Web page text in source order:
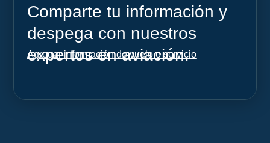
Comparte tu información y
despega con nuestros
expertos en aviación.
Agregar información de vuelo o servicio